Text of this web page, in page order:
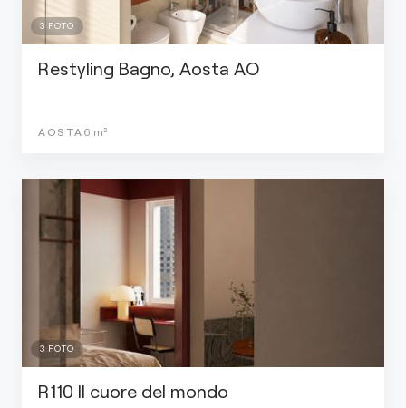
3 FOTO
Restyling Bagno, Aosta AO
AOSTA 6 m²
3 FOTO
R110 Il cuore del mondo